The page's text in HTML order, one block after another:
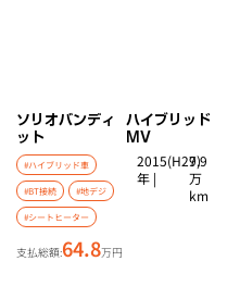
ソリオバンディ
ット
ハイブリッド
MV
#ハイブリッド車
#BT接続 #地デジ
#シートヒーター
2015(H27)
年 |
9.9
万
km
支払総額:64.8万円